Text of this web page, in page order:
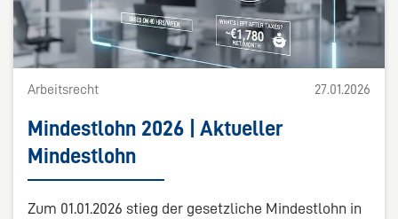
Arbeitsrecht 27.01.2026
Mindestlohn 2026 | Aktueller
Mindestlohn
Zum 01.01.2026 stieg der gesetzliche Mindestlohn in